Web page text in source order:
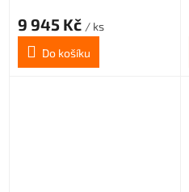
9 945 Kč / ks
Do košíku